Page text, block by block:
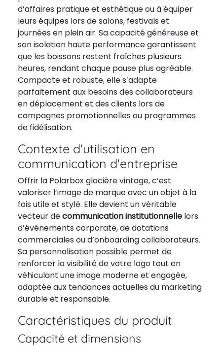
d’affaires pratique et esthétique ou à équiper
leurs équipes lors de salons, festivals et
journées en plein air. Sa capacité généreuse et
son isolation haute performance garantissent
que les boissons restent fraîches plusieurs
heures, rendant chaque pause plus agréable.
Compacte et robuste, elle s’adapte
parfaitement aux besoins des collaborateurs
en déplacement et des clients lors de
campagnes promotionnelles ou programmes
de fidélisation.
Contexte d'utilisation en
communication d'entreprise
Offrir la Polarbox glacière vintage, c’est
valoriser l’image de marque avec un objet à la
fois utile et stylé. Elle devient un véritable
vecteur decommunication institutionnelle lors
d’événements corporate, de dotations
commerciales ou d’onboarding collaborateurs.
Sa personnalisation possible permet de
renforcer la visibilité de votre logo tout en
véhiculant une image moderne et engagée,
adaptée aux tendances actuelles du marketing
durable et responsable.
Caractéristiques du produit
Capacité et dimensions